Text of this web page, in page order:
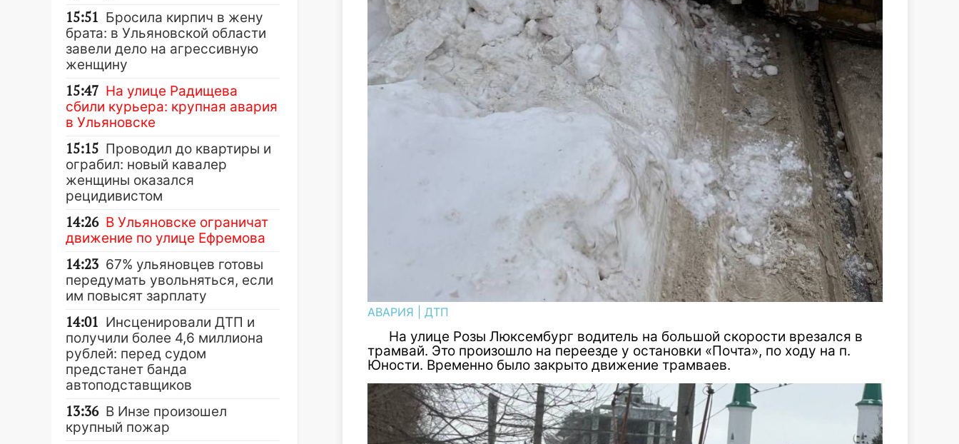
АВАРИЯ ДТП
На улице Розы Люксембург водитель на большой скорости врезался в
трамвай. Это произошло на переезде у остановки «Почта», по ходу на п.
Юности. Временно было закрыто движение трамваев.
15:51 Бросила кирпич в жену
брата: в Ульяновской области
завели дело на агрессивную
женщину
15:47 На улице Радищева
сбили курьера: крупная авария
в Ульяновске
15:15 Проводил до квартиры и
ограбил: новый кавалер
женщины оказался
рецидивистом
14:26 В Ульяновске ограничат
движение по улице Ефремова
14:23 67% ульяновцев готовы
передумать увольняться, если
им повысят зарплату
14:01 Инсценировали ДТП и
получили более 4,6 миллиона
рублей: перед судом
предстанет банда
автоподставщиков
13:36 В Инзе произошел
крупный пожар